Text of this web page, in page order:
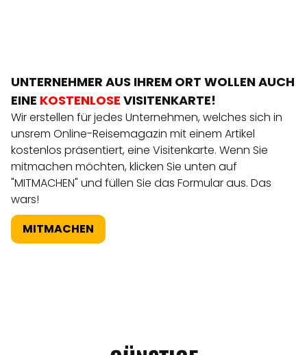
UNTERNEHMER AUS IHREM ORT WOLLEN AUCH
EINE KOSTENLOSE VISITENKARTE!
Wir erstellen für jedes Unternehmen, welches sich in
unsrem Online-Reisemagazin mit einem Artikel
kostenlos präsentiert, eine Visitenkarte. Wenn Sie
mitmachen möchten, klicken Sie unten auf
"MITMACHEN" und füllen Sie das Formular aus. Das
wars!
MITMACHEN